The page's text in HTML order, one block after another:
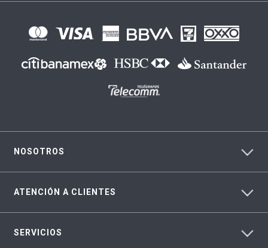
NOSOTROS
ATENCIÓN A CLIENTES
SERVICIOS